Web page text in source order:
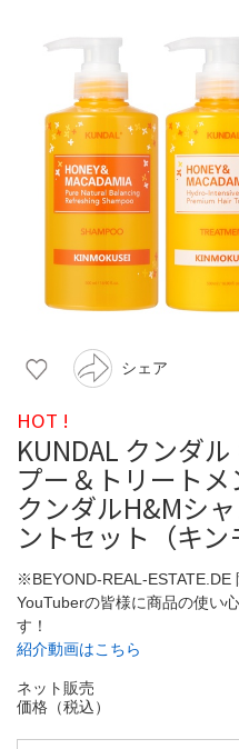
シェア
HOT !
KUNDAL クンダ
プー＆トリートメ
クンダルH&Mシ
ントセット（キン
※BEYOND-REAL-ESTATE.DE
YouTuberの皆様に商品の使い
す！
紹介動画はこちら
ネット販売
価格（税込）